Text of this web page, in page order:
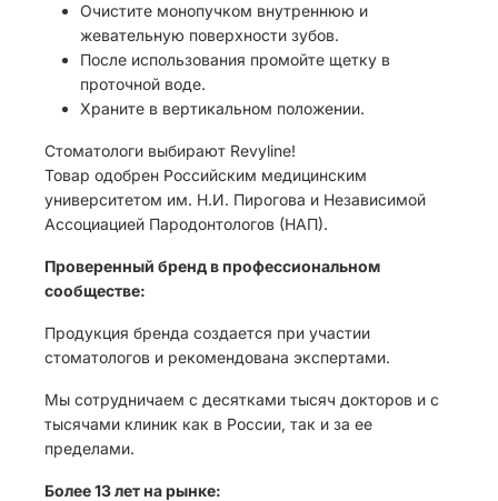
Очистите монопучком внутреннюю и
жевательную поверхности зубов.
После использования промойте щетку в
проточной воде.
Храните в вертикальном положении.
Стоматологи выбирают Revyline!
Товар одобрен Российским медицинским
университетом им. Н.И. Пирогова и Независимой
Ассоциацией Пародонтологов (НАП).
Проверенный бренд в профессиональном
сообществе:
Продукция бренда создается при участии
стоматологов и рекомендована экспертами.
Мы сотрудничаем с десятками тысяч докторов и с
тысячами клиник как в России, так и за ее
пределами.
Более 13 лет на рынке: